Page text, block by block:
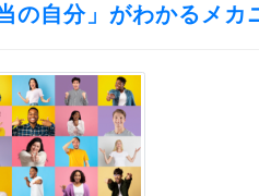
の自分」がわかるメカ